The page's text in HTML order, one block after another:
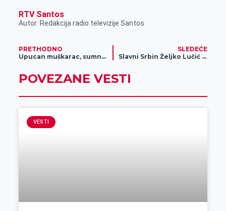
RTV Santos
Autor: Redakcija radio televizije Santos
PRETHODNO
Upucan muškarac, sumnja se da ga je žena ranila
SLEDEĆE
Slavni Srbin Željko Lučić iz Zrenjanina dolazi na mesto Plasida Dominga
POVEZANE VESTI
VESTI